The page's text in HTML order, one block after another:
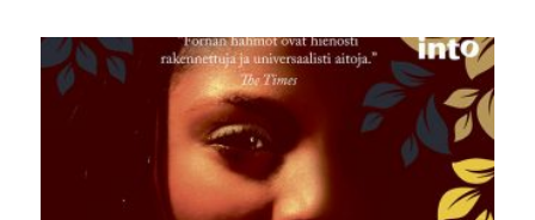
oli:
34,00 €.
on:
29,90 €.